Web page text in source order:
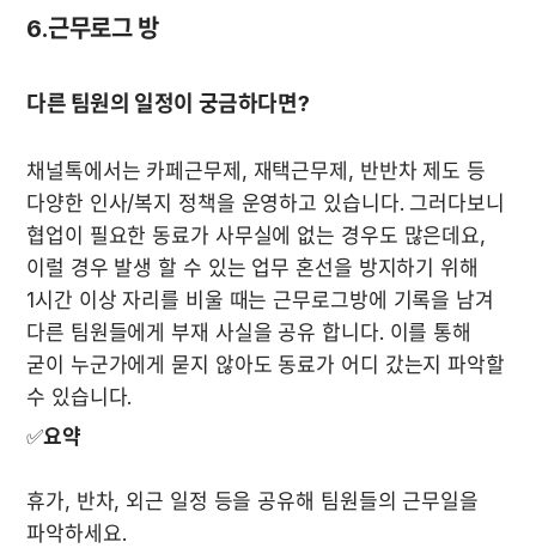
6.근무로그 방
채널톡에서는 카페근무제, 재택근무제, 반반차 제도 등
다양한 인사/복지 정책을 운영하고 있습니다. 그러다보니
협업이 필요한 동료가 사무실에 없는 경우도 많은데요,
이럴 경우 발생 할 수 있는 업무 혼선을 방지하기 위해
1시간 이상 자리를 비울 때는 근무로그방에 기록을 남겨
다른 팀원들에게 부재 사실을 공유 합니다. 이를 통해
굳이 누군가에게 묻지 않아도 동료가 어디 갔는지 파악할
수 있습니다.
✅요약
휴가, 반차, 외근 일정 등을 공유해 팀원들의 근무일을
파악하세요.